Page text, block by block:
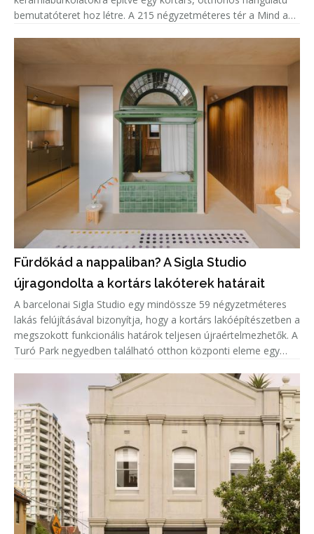
bemutatóteret hoz létre. A 215 négyzetméteres tér a Mind and
Fürdőkád a nappaliban? A Sigla Studio
újragondolta a kortárs lakóterek határait
A barcelonai Sigla Studio egy mindössze 59 négyzetméteres
lakás felújításával bizonyítja, hogy a kortárs lakóépítészetben a
megszokott funkcionális határok teljesen újraértelmezhetők. A
Turó Park negyedben található otthon központi eleme egy